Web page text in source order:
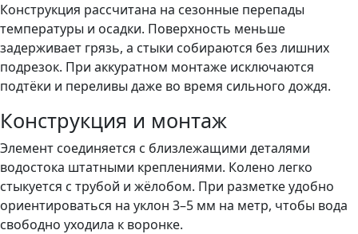
Конструкция рассчитана на сезонные перепады
температуры и осадки. Поверхность меньше
задерживает грязь, а стыки собираются без лишних
подрезок. При аккуратном монтаже исключаются
подтёки и переливы даже во время сильного дождя.
Конструкция и монтаж
Элемент соединяется с близлежащими деталями
водостока штатными креплениями. Колено легко
стыкуется с трубой и жёлобом. При разметке удобно
ориентироваться на уклон 3–5 мм на метр, чтобы вода
свободно уходила к воронке.